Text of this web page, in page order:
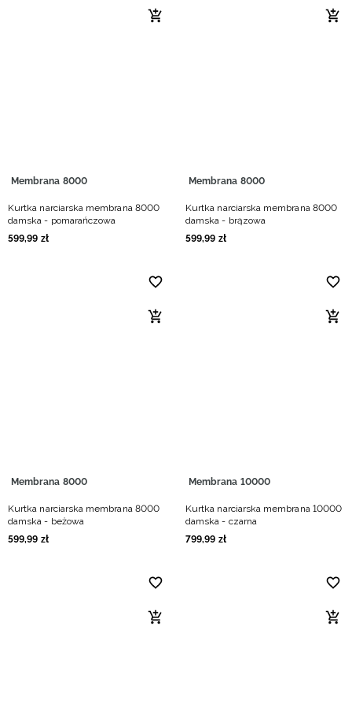
Membrana 8000
Kurtka narciarska membrana 8000
damska - pomarańczowa
599,99 zł
Membrana 8000
Kurtka narciarska membrana 8000
damska - brązowa
599,99 zł
Membrana 8000
Kurtka narciarska membrana 8000
damska - beżowa
599,99 zł
Membrana 10000
Kurtka narciarska membrana 10000
damska - czarna
799,99 zł